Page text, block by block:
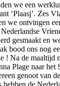
we een
‘Plaasj’. Zes
we ontvingen
gesmaakt en
bood ons nog
! Na de maaltijd
Plage naar het
genoot van